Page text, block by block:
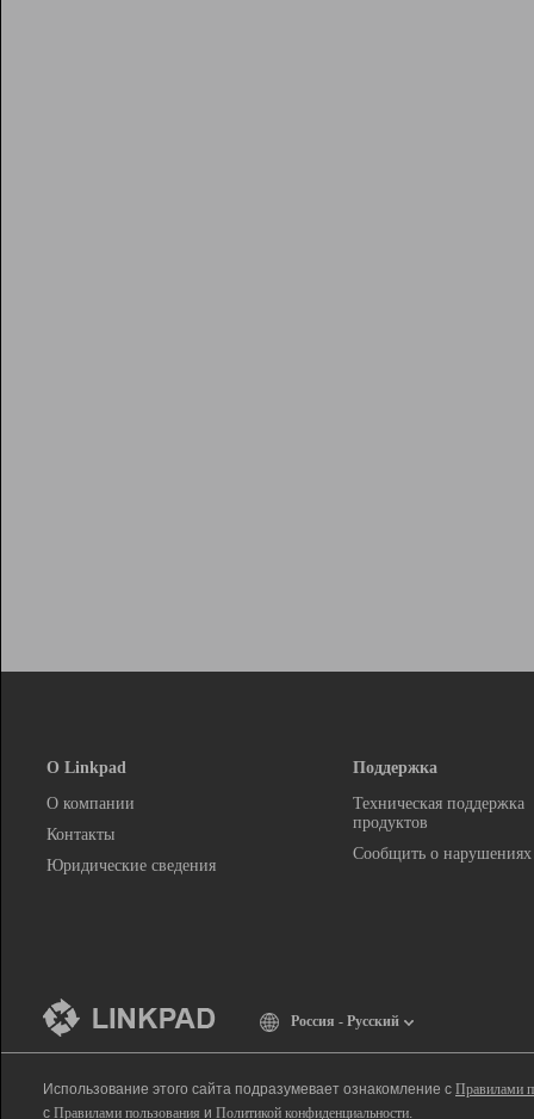
О Linkpad
О компании
Контакты
Юридические сведения
Поддержка
Техническая поддержка
продуктов
Сообщить о нарушениях
Россия - Русский
Использование этого сайта подразумевает ознакомление с Правилами
с Правилами пользования и Политикой конфиденциальности.